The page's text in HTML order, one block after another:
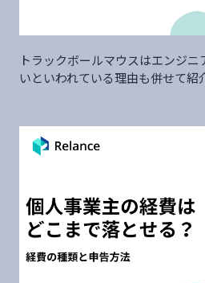
トラックボールマウスはエンジ
いといわれている理由も併せて紹